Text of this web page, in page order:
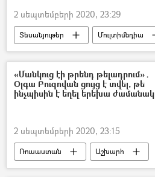
2 սեպտեմբերի 2020, 23:29
Տեսանյութեր
Մուլտիմեդիա
Գինեսի գիրք
ամուսին
ամուսնություն
տեսանյութ
«Մանկուց էի թրենդ թելադրում»․
Օլգա Բուզովան ցույց է տվել, թե
ինչպիսին է եղել երեխա ժամանակ
2 սեպտեմբերի 2020, 23:15
Ռուսաստան
Աշխարհ
հասարակություն
Հայաստան